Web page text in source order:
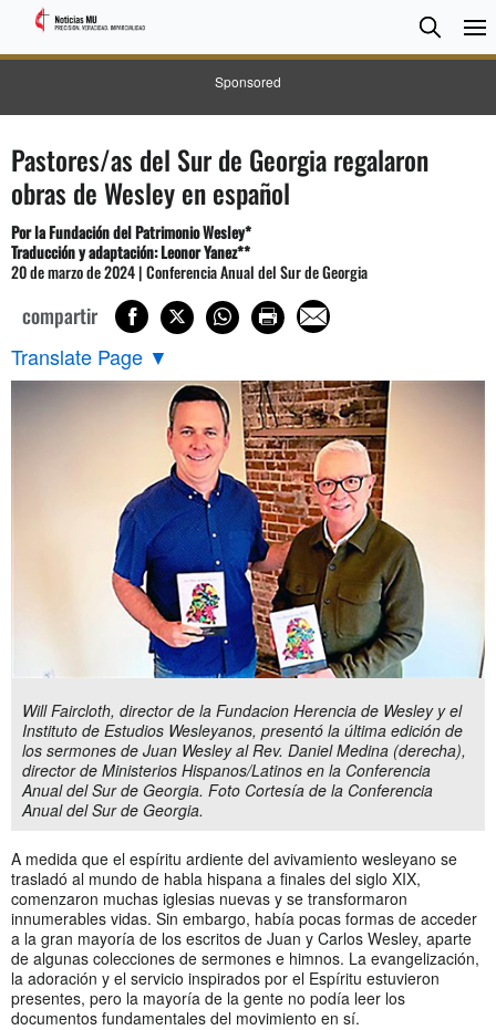
Sponsored
Search
Pastores/as del Sur de Georgia regalaron
obras de Wesley en español
Por laFundación del Patrimonio Wesley*
Traducción y adaptación: Leonor Yanez**
20 de marzo de 2024 | Conferencia Anual del Sur de Georgia
compartir
Translate Page ▼
Will Faircloth, director de la Fundacion Herencia de Wesley y el
Instituto de Estudios Wesleyanos, presentó la última edición de
los sermones de Juan Wesley al Rev. Daniel Medina (derecha),
director de Ministerios Hispanos/Latinos en la Conferencia
Anual del Sur de Georgia. Foto Cortesía de la Conferencia
Anual del Sur de Georgia.
A medida que el espíritu ardiente del avivamiento wesleyano se
trasladó al mundo de habla hispana a finales del siglo XIX,
comenzaron muchas iglesias nuevas y se transformaron
innumerables vidas. Sin embargo, había pocas formas de acceder
a la gran mayoría de los escritos de Juan y Carlos Wesley, aparte
de algunas colecciones de sermones e himnos. La evangelización,
la adoración y el servicio inspirados por el Espíritu estuvieron
presentes, pero la mayoría de la gente no podía leer los
documentos fundamentales del movimiento en sí.